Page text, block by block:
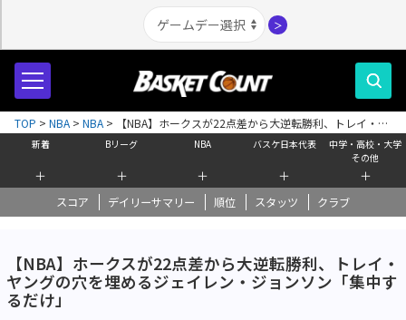
＞
新着
＋
Bリーグ
＋
NBA
＋
バスケ日本代表
＋
中学・高校・大学
その他
＋
スコア デイリーサマリー 順位 スタッツ クラブ
TOP > NBA > NBA >
【NBA】ホークスが22点差から大逆転勝利、トレイ・ヤ
ングの穴を埋めるジェイレン・ジョンソン「集中するだけ」
【NBA】ホークスが22点差から大逆転勝利、トレイ・
ヤングの穴を埋めるジェイレン・ジョンソン「集中す
るだけ」